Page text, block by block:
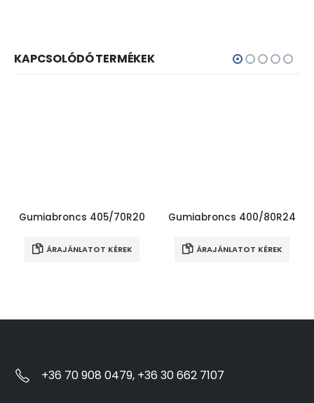
KAPCSOLÓDÓ TERMÉKEK
Gumiabroncs 405/70R20
ÁRAJÁNLATOT KÉREK
Gumiabroncs 400/80R24
ÁRAJÁNLATOT KÉREK
+36 70 908 0479, +36 30 662 7107